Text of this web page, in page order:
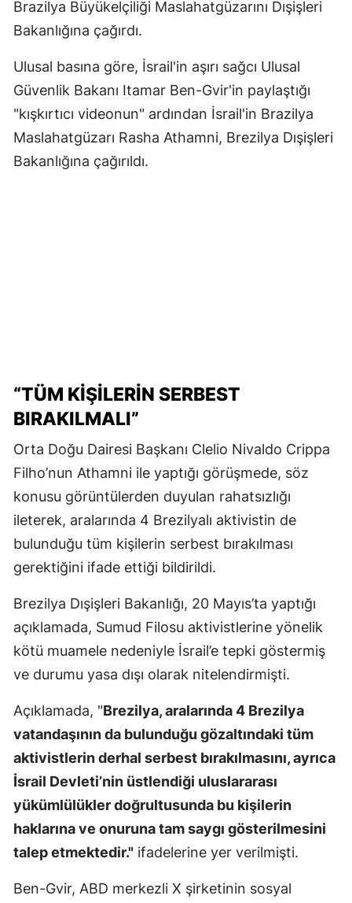
Brazilya Büyükelçiliği Maslahatgüzarını Dışişleri
Bakanlığına çağırdı.
Ulusal basına göre, İsrail'in aşırı sağcı Ulusal
Güvenlik Bakanı Itamar Ben-Gvir'in paylaştığı
"kışkırtıcı videonun" ardından İsrail'in Brazilya
Maslahatgüzarı Rasha Athamni, Brezilya Dışişleri
Bakanlığına çağırıldı.
“TÜM KIŞILERIN SERBEST
BIRAKILMALI”
Orta Doğu Dairesi Başkanı Clelio Nivaldo Crippa
Filho’nun Athamni ile yaptığı görüşmede, söz
konusu görüntülerden duyulan rahatsızlığı
ileterek, aralarında 4 Brezilyalı aktivistin de
bulunduğu tüm kişilerin serbest bırakılması
gerektiğini ifade ettiği bildirildi.
Brezilya Dışişleri Bakanlığı, 20 Mayıs’ta yaptığı
açıklamada, Sumud Filosu aktivistlerine yönelik
kötü muamele nedeniyle İsrail’e tepki göstermiş
ve durumu yasa dışı olarak nitelendirmişti.
Açıklamada, "Brezilya, aralarında 4 Brezilya
vatandaşının da bulunduğu gözaltındaki tüm
aktivistlerin derhal serbest bırakılmasını, ayrıca
İsrail Devleti’nin üstlendiği uluslararası
yükümlülükler doğrultusunda bu kişilerin
haklarına ve onuruna tam saygı gösterilmesini
talep etmektedir." ifadelerine yer verilmişti.
Ben-Gvir, ABD merkezli X şirketinin sosyal